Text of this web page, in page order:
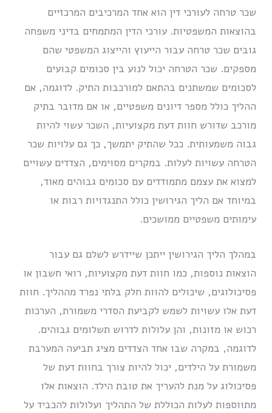
שכר טרחה לעורכי דין הוא אחד המרכיבים המרכזיים
בהוצאות המשפטיות. עורכי הדין המתמחים בדיני משפחה
גובים שכר טרחה עבור הייעוץ והייצוג המשפטי שהם
מספקים. שכר הטרחה יכול לנוע בין סכומים קבועים
לסכומים שמשתנים בהתאם למורכבות התיק. לדוגמה, אם
ההליך כולל מספר דיונים משפטיים, או אם מדובר בתיק
מורכב שדורש חוות דעת מקצועיות, השכר עשוי להיות
גבוה משמעותית. ככל שהתיק יתמשך, כך גם עלויות שכר
הטרחה עשויות לעלות. במקרים מסוימים, הצדדים עשויים
למצוא את עצמם מתמודדים עם סכומים גבוהים מאוד,
במיוחד אם הליך הגירושין כולל התנגדויות רבות או
עימותים משפטיים ממושכים.
במהלך הליך הגירושין ייתכן שיידרש לשלם גם עבור
הוצאות נוספות, כמו חוות דעת מקצועיות, רואי חשבון או
פסיכולוגים, שיכולים להוות חלק בלתי נפרד מההליך. חוות
דעת אלו עשויות לשמש לקביעת הסדרי משמורת, הערכות
רכוש או מזונות, והן עלולות לדרוש תשלומים גבוהים.
לדוגמה, במקרה שבו אחד הצדדים מציג תביעה המערבת
משמורת על הילדים, יכול להיות צורך בחוות דעת של
פסיכולוג על מנת להעריך את טובת הילד. הוצאות אלו
מתווספות לעלות הכוללת של התהליך ועלולות להכביד על